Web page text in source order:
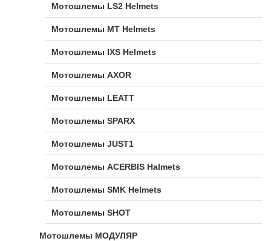
Мотошлемы LS2 Helmets
Мотошлемы MT Helmets
Мотошлемы IXS Helmets
Мотошлемы AXOR
Мотошлемы LEATT
Мотошлемы SPARX
Мотошлемы JUST1
Мотошлемы ACERBIS Halmets
Мотошлемы SMK Helmets
Мотошлемы SHOT
Мотошлемы МОДУЛЯР